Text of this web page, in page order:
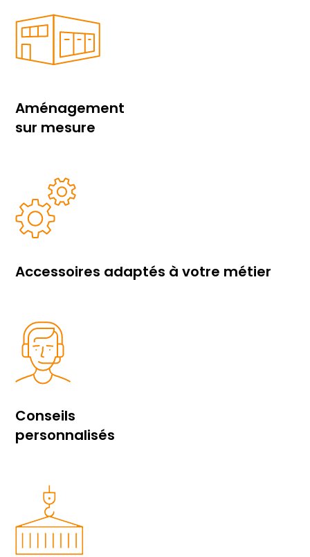
Aménagement
sur mesure
Accessoires adaptés à votre métier
Conseils
personnalisés